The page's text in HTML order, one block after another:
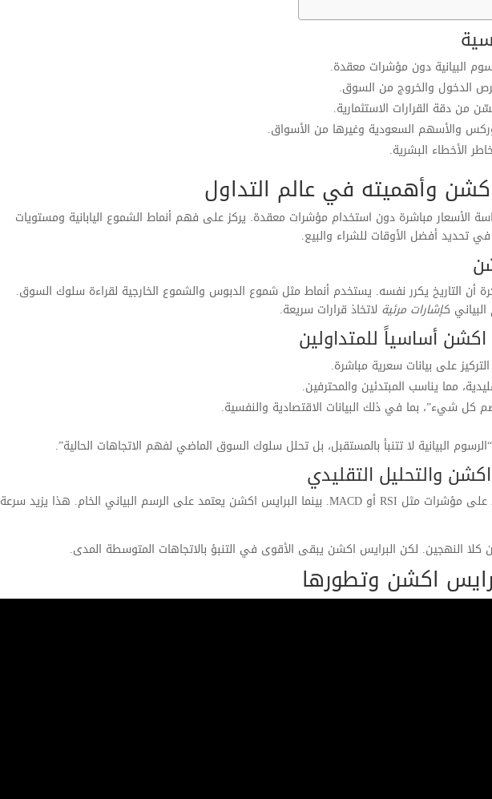
البيانية دون مؤشرات معقدة.
فرص الدخول والخروج من السوق.
من دقة القرارات الاستثمارية.
والأسهم السعودية وغيرها من الأسواق.
الأخطاء البشرية.
وأهميته في عالم التداول
الأسعار مباشرة دون استخدام مؤشرات معقدة. يركز على فهم أنماط الشموع اليابانية ومستويات
تحديد أفضل الأوقات للشراء والبيع.
أن التاريخ يكرر نفسه. يستخدم أنماط مثل شموع الدبوس والشموع الخارجية لقراءة سلوك السوق.
كـإشارات مرئية لاتخاذ قرارات سريعة.
اكشن أساسياً للمتداولين
على بيانات سعرية مباشرة.
مما يناسب المبتدئين والمحترفين.
كل شيء”، بما في ذلك البيانات الاقتصادية والنفسية.
البيانية لا تتنبأ بالمستقبل، بل تحلل سلوك السوق الماضي لفهم الاتجاهات الحالية”.
والتحليل التقليدي
التحليل الفني التقليدي يعتمد على مؤشرات مثل RSI أو MACD. بينما البرايس اكشن يعتمد على الرسم البياني الخام. هذا يزيد سرعة
كلا النهجين. لكن البرايس اكشن يبقى الأقوى في التنبؤ بالاتجاهات المتوسطة المدى.
اكشن وتطورها